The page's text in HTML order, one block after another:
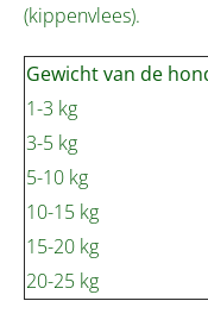
(kippenvlees).
Gewicht van de
1-3 kg
3-5 kg
5-10 kg
10-15 kg
15-20 kg
20-25 kg